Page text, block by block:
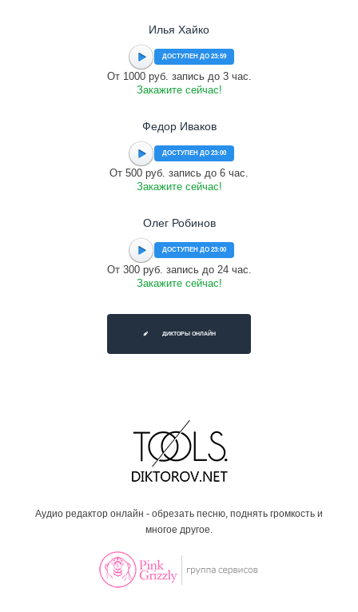
Илья Хайко
ДОСТУПЕН ДО 23:59
От 1000 руб. запись до 3 час.
Закажите сейчас!
Федор Иваков
ДОСТУПЕН ДО 23:00
От 500 руб. запись до 6 час.
Закажите сейчас!
Олег Робинов
ДОСТУПЕН ДО 23:00
От 300 руб. запись до 24 час.
Закажите сейчас!
ДИКТОРЫ ОНЛАЙН
Аудио редактор онлайн - обрезать песню, поднять громкость и
многое другое.